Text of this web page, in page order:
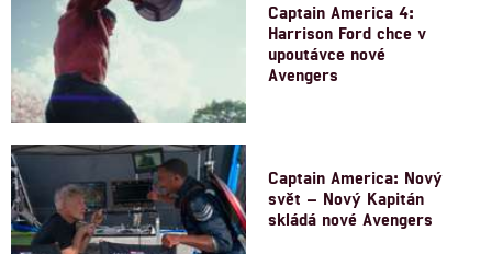
Captain America 4:
Harrison Ford chce v
upoutávce nové
Avengers
Captain America: Nový
svět – Nový Kapitán
skládá nové Avengers